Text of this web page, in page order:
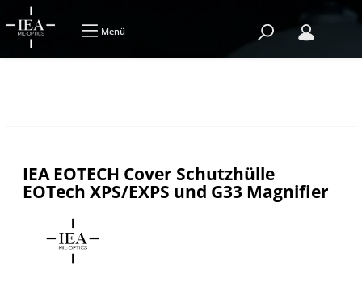
Menü
IEA EOTECH Cover Schutzhülle
EOTech XPS/EXPS und G33 Magnifier